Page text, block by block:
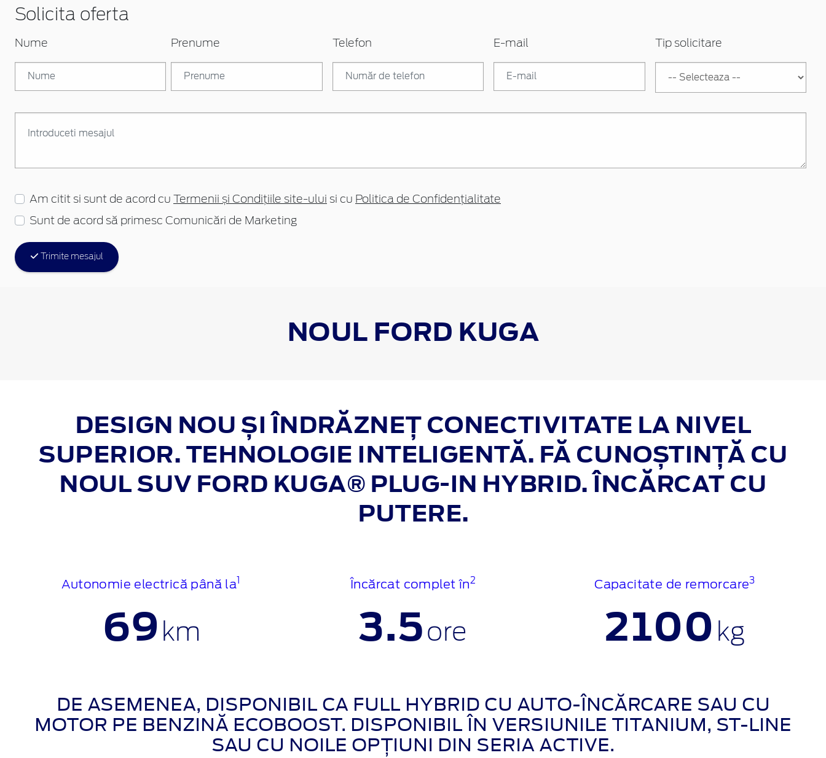
Solicita oferta
Nume Prenume Telefon E-mail Tip solicitare
Am citit si sunt de acord cu Termenii și Condițiile site-ului si cu Politica de Confidențialitate
Sunt de acord să primesc Comunicări de Marketing
Trimite mesajul
NOUL FORD KUGA
DESIGN NOU ȘI ÎNDRĂZNEȚ CONECTIVITATE LA NIVEL
SUPERIOR. TEHNOLOGIE INTELIGENTĂ. FĂ CUNOȘTINȚĂ CU
NOUL SUV FORD KUGA® PLUG-IN HYBRID. ÎNCĂRCAT CU
PUTERE.
Autonomie electrică până la1
69 km
Încărcat complet în2
3.5 ore
Capacitate de remorcare3
2100 kg
DE ASEMENEA, DISPONIBIL CA FULL HYBRID CU AUTO-ÎNCĂRCARE SAU CU
MOTOR PE BENZINĂ ECOBOOST. DISPONIBIL ÎN VERSIUNILE TITANIUM, ST-LINE
SAU CU NOILE OPȚIUNI DIN SERIA ACTIVE.